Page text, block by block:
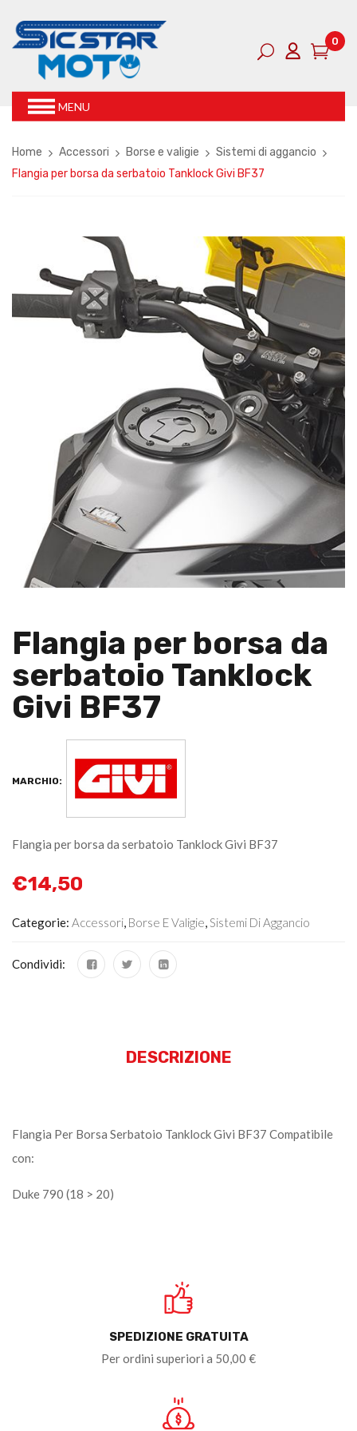
0
MENU
Home Accessori Borse e valigie
Sistemi di aggancio
Flangia per borsa da serbatoio Tanklock Givi BF37
Flangia per borsa da
serbatoio Tanklock
Givi BF37
MARCHIO:
Flangia per borsa da serbatoio Tanklock Givi BF37
€14,50
Categorie: Accessori, Borse E Valigie,Sistemi Di Aggancio
Condividi:
DESCRIZIONE
Flangia Per Borsa Serbatoio Tanklock Givi BF37 Compatibile
con:
Duke 790 (18 > 20)
SPEDIZIONE GRATUITA
Per ordini superiori a 50,00 €